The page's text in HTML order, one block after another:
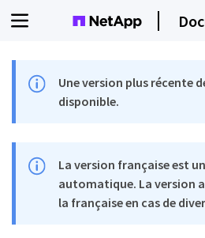
Une version plus récente
disponible.
La version française est
automatique. La version
la française en cas de